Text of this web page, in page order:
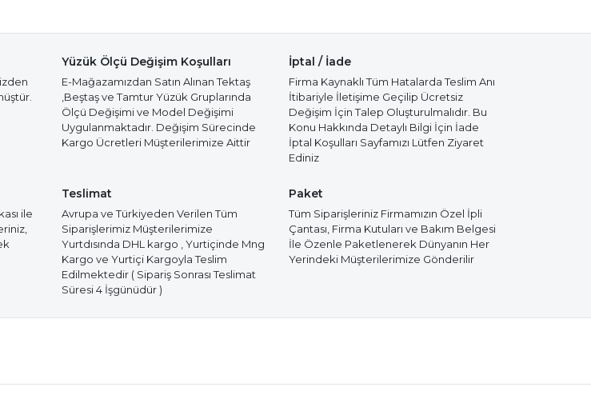
Yüzük Ölçü Değişim Koşulları
E-Mağazamızdan Satın Alınan Tektaş
,Beştaş ve Tamtur Yüzük Gruplarında
Ölçü Değişimi ve Model Değişimi
Uygulanmaktadır. Değişim Sürecinde
Kargo Ücretleri Müşterilerimize Aittir
İptal / İade
Firma Kaynaklı Tüm Hatalarda Teslim Anı
İtibariyle İletişime Geçilip Ücretsiz
Değişim İçin Talep Oluşturulmalıdır. Bu
Konu Hakkında Detaylı Bilgi İçin İade
İptal Koşulları Sayfamızı Lütfen Ziyaret
Ediniz
ile
Teslimat
Avrupa ve Türkiyeden Verilen Tüm
Siparişlerimiz Müşterilerimize
Yurtdısında DHL kargo , Yurtiçinde Mng
Kargo ve Yurtiçi Kargoyla Teslim
Edilmektedir ( Sipariş Sonrası Teslimat
Süresi 4 İşgünüdür )
Paket
Tüm Siparişleriniz Firmamızın Özel İpli
Çantası, Firma Kutuları ve Bakım Belgesi
İle Özenle Paketlenerek Dünyanın Her
Yerindeki Müşterilerimize Gönderilir